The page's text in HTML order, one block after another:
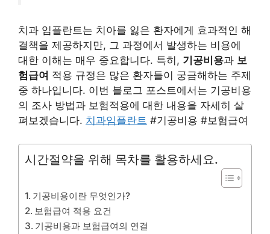
치과 임플란트는 치아를 잃은 환자에게 효과적인 해
결책을 제공하지만, 그 과정에서 발생하는 비용에
대한 이해는 매우 중요합니다. 특히, 기공비용과 보
험급여 적용 규정은 많은 환자들이 궁금해하는 주제
중 하나입니다. 이번 블로그 포스트에서는 기공비용
의 조사 방법과 보험적용에 대한 내용을 자세히 살
펴보겠습니다. 치과임플란트 #기공비용 #보험급여
시간절약을 위해 목차를 활용하세요.
기공비용이란 무엇인가?
보험급여 적용 요건
기공비용과 보험급여의 연결